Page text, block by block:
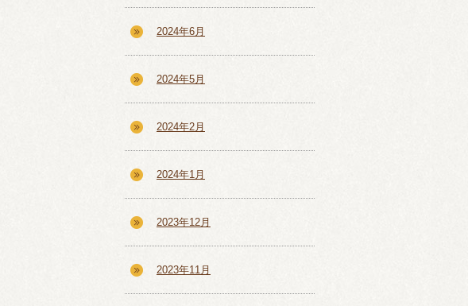
2024年6月
2024年5月
2024年2月
2024年1月
2023年12月
2023年11月